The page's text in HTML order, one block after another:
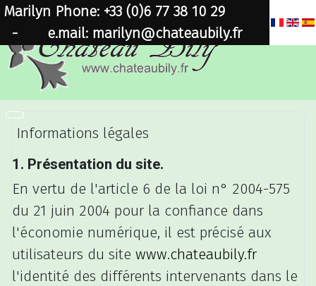
Marilyn Phone: +33 (0)6 77 38 10 29
- e.mail: marilyn@chateaubily.fr
Informations légales
1. Présentation du site.
En vertu de l'article 6 de la loi n° 2004-575
du 21 juin 2004 pour la confiance dans
l'économie numérique, il est précisé aux
utilisateurs du site www.chateaubily.fr
l'identité des différents intervenants dans le